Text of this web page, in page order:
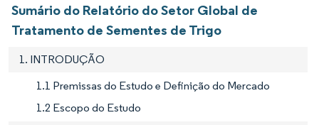
Sumário do Relatório do Setor Global de
Tratamento de Sementes de Trigo
1. INTRODUÇÃO
1.1 Premissas do Estudo e Definição do Mercado
1.2 Escopo do Estudo